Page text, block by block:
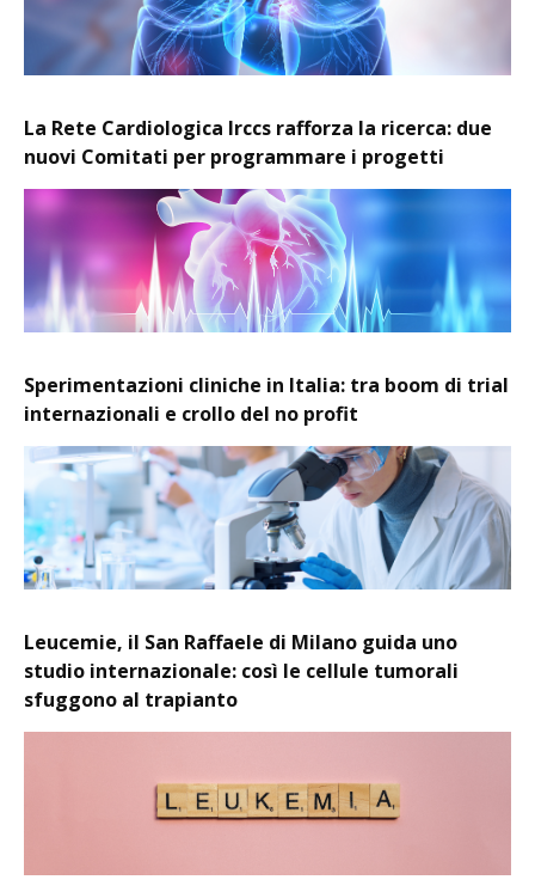
La Rete Cardiologica Irccs rafforza la ricerca: due
nuovi Comitati per programmare i progetti
Sperimentazioni cliniche in Italia: tra boom di trial
internazionali e crollo del no profit
Leucemie, il San Raffaele di Milano guida uno
studio internazionale: così le cellule tumorali
sfuggono al trapianto